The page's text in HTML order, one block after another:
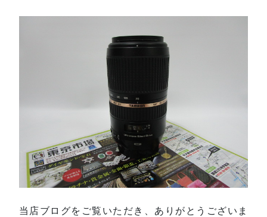
当店ブログをご覧いただき、ありがとうございま